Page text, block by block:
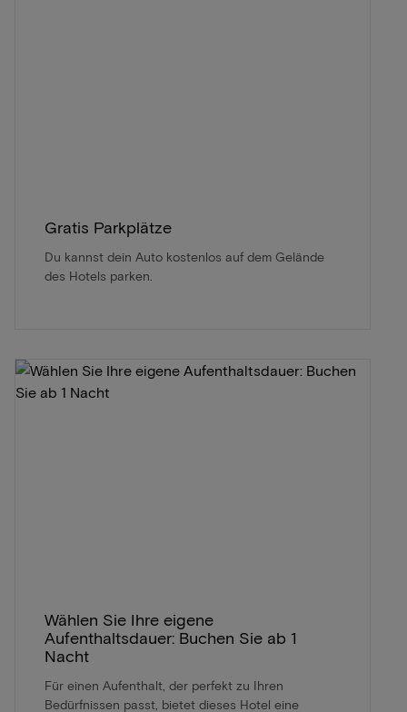
Gratis Parkplätze
Du kannst dein Auto kostenlos auf dem Gelände
des Hotels parken.
Wählen Sie Ihre eigene
Aufenthaltsdauer: Buchen Sie ab 1
Nacht
Für einen Aufenthalt, der perfekt zu Ihren
Bedürfnissen passt, bietet dieses Hotel eine